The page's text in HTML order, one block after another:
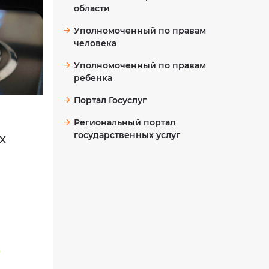
области
Уполномоченный по правам
человека
Уполномоченный по правам
ребенка
Портал Госуслуг
Региональный портал
государственных услуг